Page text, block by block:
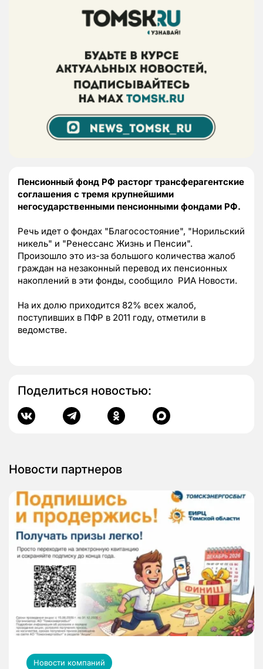
Пенсионный фонд РФ расторг трансферагентские
соглашения с тремя крупнейшими
негосударственными пенсионными фондами РФ.
Речь идет о фондах "Благосостояние", "Норильский
никель" и "Ренессанс Жизнь и Пенсии".
Произошло это из-за большого количества жалоб
граждан на незаконный перевод их пенсионных
накоплений в эти фонды, сообщило РИА Новости.
На их долю приходится 82% всех жалоб,
поступивших в ПФР в 2011 году, отметили в
ведомстве.
Поделиться новостью:
Новости партнеров
Новости компаний